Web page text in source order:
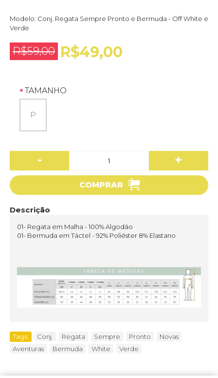
Modelo: Conj. Regata Sempre Pronto e Bermuda - Off White e
Verde
R$59,00 R$49,00
TAMANHO
P
- +
COMPRAR
Descrição
01- Regata em Malha - 100% Algodão
01- Bermuda em Táctel - 92% Poliéster 8% Elastano
Tags: Conj. Regata Sempre Pronto Novas
Aventuras
Bermuda White Verde